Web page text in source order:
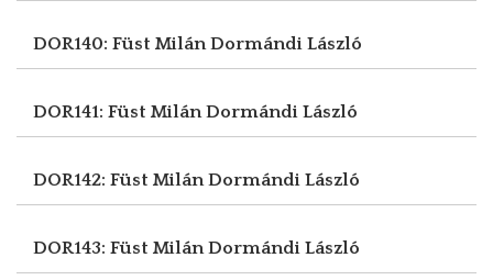
DOR140: Füst MilánDormándi László
DOR141: Füst MilánDormándi László
DOR142: Füst MilánDormándi László
DOR143: Füst MilánDormándi László